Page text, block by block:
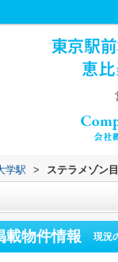
学駅 > ステラメゾン
載物件情報 現況